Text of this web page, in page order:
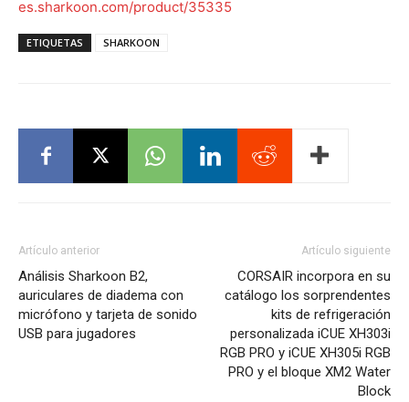
es.sharkoon.com/product/35335
ETIQUETAS SHARKOON
Artículo anterior
Análisis Sharkoon B2,
auriculares de diadema con
micrófono y tarjeta de sonido
USB para jugadores
Artículo siguiente
CORSAIR incorpora en su
catálogo los sorprendentes
kits de refrigeración
personalizada iCUE XH303i
RGB PRO y iCUE XH305i RGB
PRO y el bloque XM2 Water
Block